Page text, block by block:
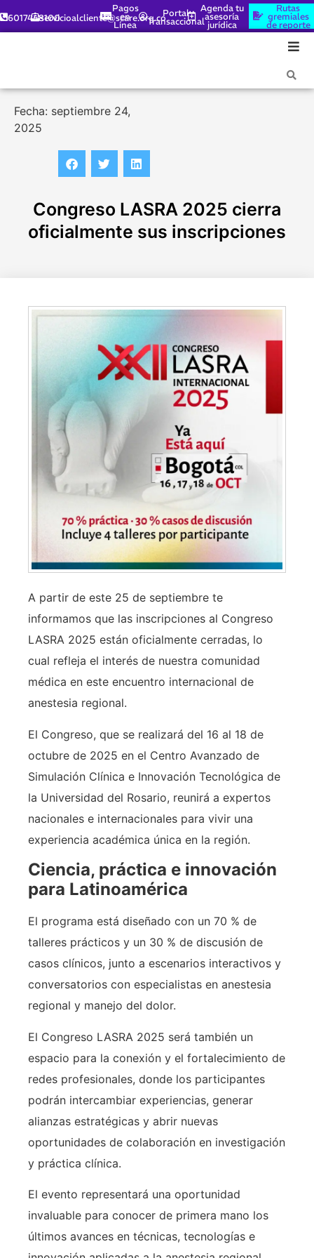
6017448100servicioalcliente@scare.org.co
Pagos
en
Línea
Portal
Transaccional
Agenda tu
asesoría
jurídica
Rutas
gremiales
de reporte
Fecha: septiembre 24,
2025
Congreso LASRA 2025 cierra
oficialmente sus inscripciones
A partir de este 25 de septiembre te
informamos que las inscripciones al Congreso
LASRA 2025 están oficialmente cerradas, lo
cual refleja el interés de nuestra comunidad
médica en este encuentro internacional de
anestesia regional.
El Congreso, que se realizará del 16 al 18 de
octubre de 2025 en el Centro Avanzado de
Simulación Clínica e Innovación Tecnológica de
la Universidad del Rosario, reunirá a expertos
nacionales e internacionales para vivir una
experiencia académica única en la región.
Ciencia, práctica e innovación
para Latinoamérica
El programa está diseñado con un 70 % de
talleres prácticos y un 30 % de discusión de
casos clínicos, junto a escenarios interactivos y
conversatorios con especialistas en anestesia
regional y manejo del dolor.
El Congreso LASRA 2025 será también un
espacio para la conexión y el fortalecimiento de
redes profesionales, donde los participantes
podrán intercambiar experiencias, generar
alianzas estratégicas y abrir nuevas
oportunidades de colaboración en investigación
y práctica clínica.
El evento representará una oportunidad
invaluable para conocer de primera mano los
últimos avances en técnicas, tecnologías e